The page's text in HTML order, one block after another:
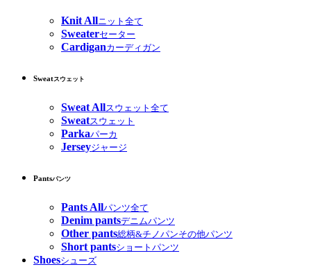
Knit Allニット全て
Sweaterセーター
Cardiganカーディガン
Sweatスウェット
Sweat Allスウェット全て
Sweatスウェット
Parkaパーカ
Jerseyジャージ
Pantsパンツ
Pants Allパンツ全て
Denim pantsデニムパンツ
Other pants総柄&チノパンその他パンツ
Short pantsショートパンツ
Shoesシューズ